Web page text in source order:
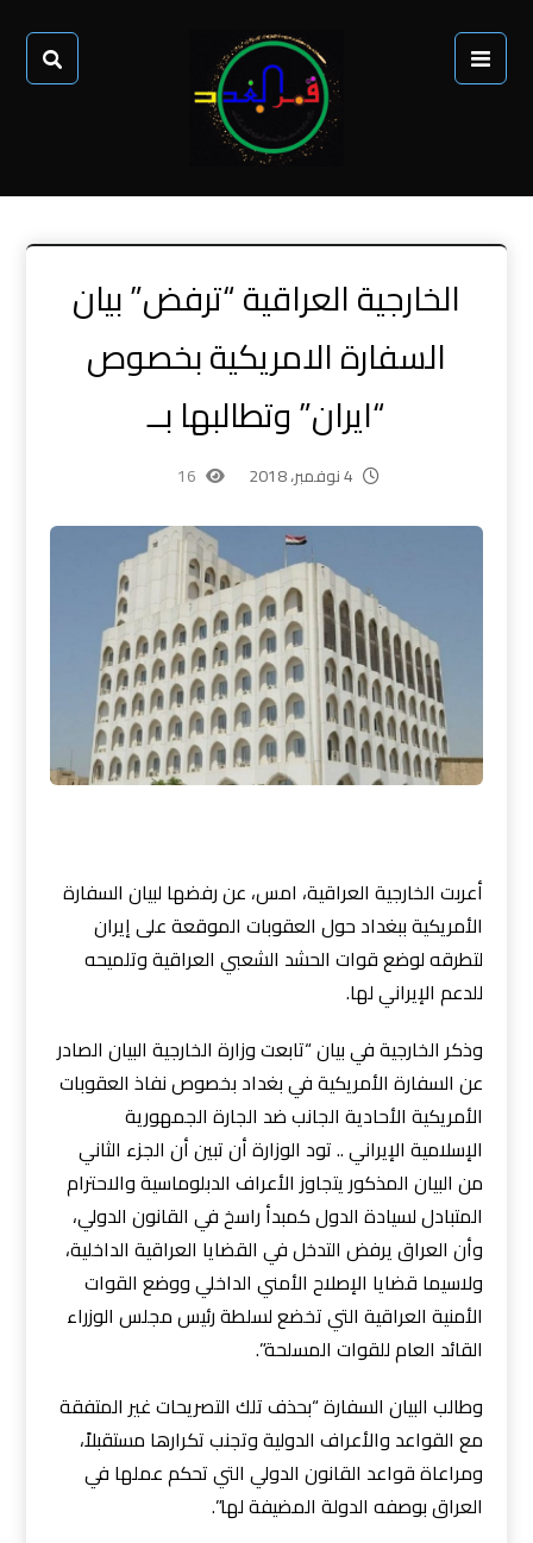
الخارجية العراقية “ترفض” بيان
السفارة الامريكية بخصوص
“ايران” وتطالبها بــ
4 نوفمبر، 2018 16
أعربت الخارجية العراقية، امس، عن رفضها لبيان السفارة
الأمريكية ببغداد حول العقوبات الموقعة على إيران
لتطرقه لوضع قوات الحشد الشعبي العراقية وتلميحه
للدعم الإيراني لها.
وذكر الخارجية في بيان “تابعت وزارة الخارجية البيان الصادر
عن السفارة الأمريكية في بغداد بخصوص نفاذ العقوبات
الأمريكية الأحادية الجانب ضد الجارة الجمهورية
الإسلامية الإيراني .. تود الوزارة أن تبين أن الجزء الثاني
من البيان المذكور يتجاوز الأعراف الدبلوماسية والاحترام
المتبادل لسيادة الدول كمبدأ راسخ في القانون الدولي،
وأن العراق يرفض التدخل في القضايا العراقية الداخلية،
ولاسيما قضايا الإصلاح الأمني الداخلي ووضع القوات
الأمنية العراقية التي تخضع لسلطة رئيس مجلس الوزراء
القائد العام للقوات المسلحة”.
وطالب البيان السفارة “بحذف تلك التصريحات غير المتفقة
مع القواعد والأعراف الدولية وتجنب تكرارها مستقبلاً،
ومراعاة قواعد القانون الدولي التي تحكم عملها في
العراق بوصفه الدولة المضيفة لها”.